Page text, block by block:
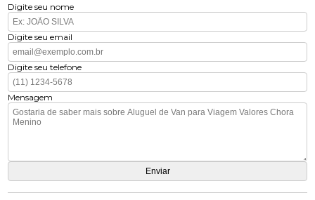
Digite seu nome
Digite seu email
Digite seu telefone
Mensagem